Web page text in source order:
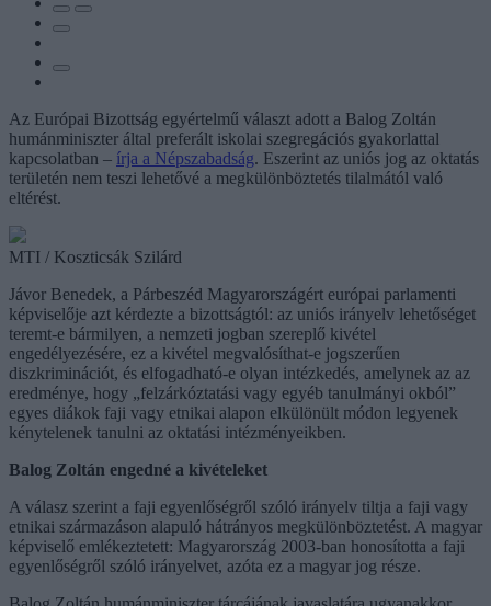
Az Európai Bizottság egyértelmű választ adott a Balog Zoltán
humánminiszter által preferált iskolai szegregációs gyakorlattal
kapcsolatban – írja a Népszabadság. Eszerint az uniós jog az oktatás
területén nem teszi lehetővé a megkülönböztetés tilalmától való
eltérést.
MTI / Koszticsák Szilárd
Jávor Benedek, a Párbeszéd Magyarországért európai parlamenti
képviselője azt kérdezte a bizottságtól: az uniós irányelv lehetőséget
teremt-e bármilyen, a nemzeti jogban szereplő kivétel
engedélyezésére, ez a kivétel megvalósíthat-e jogszerűen
diszkriminációt, és elfogadható-e olyan intézkedés, amelynek az az
eredménye, hogy „felzárkóztatási vagy egyéb tanulmányi okból”
egyes diákok faji vagy etnikai alapon elkülönült módon legyenek
kénytelenek tanulni az oktatási intézményeikben.
Balog Zoltán engedné a kivételeket
A válasz szerint a faji egyenlőségről szóló irányelv tiltja a faji vagy
etnikai származáson alapuló hátrányos megkülönböztetést. A magyar
képviselő emlékeztetett: Magyarország 2003-ban honosította a faji
egyenlőségről szóló irányelvet, azóta ez a magyar jog része.